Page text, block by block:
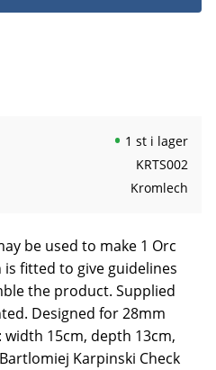
1 st i lager
KRTS002
Kromlech
be used to make 1 Orc
fitted to give guidelines
the product. Supplied
Designed for 28mm
15cm, depth 13cm,
Karpinski Check